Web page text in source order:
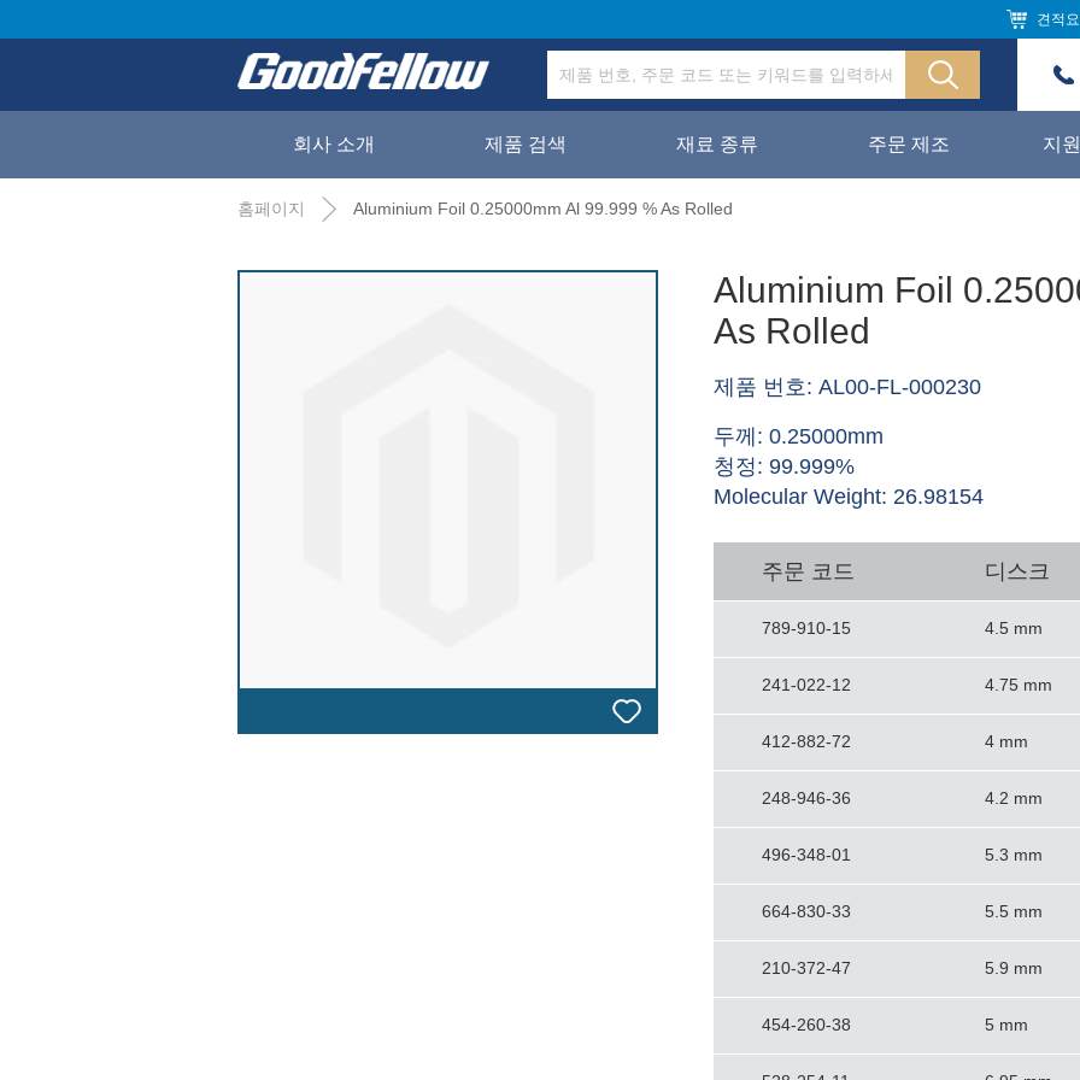
견적
회사 소개 제품 검색 재료 종류 주문 제조 지원
홈페이지 Aluminium Foil 0.25000mm Al 99.999 % As Rolled
Aluminium Foil
As Rolled
제품 번호: AL00-FL-000230
두께: 0.25000mm
청정: 99.999%
Molecular Weight: 26.98154
주문 코드 디스크
789-910-15 4.5 mm
241-022-12 4.75 mm
412-882-72 4 mm
248-946-36 4.2 mm
496-348-01 5.3 mm
664-830-33 5.5 mm
210-372-47 5.9 mm
454-260-38 5 mm